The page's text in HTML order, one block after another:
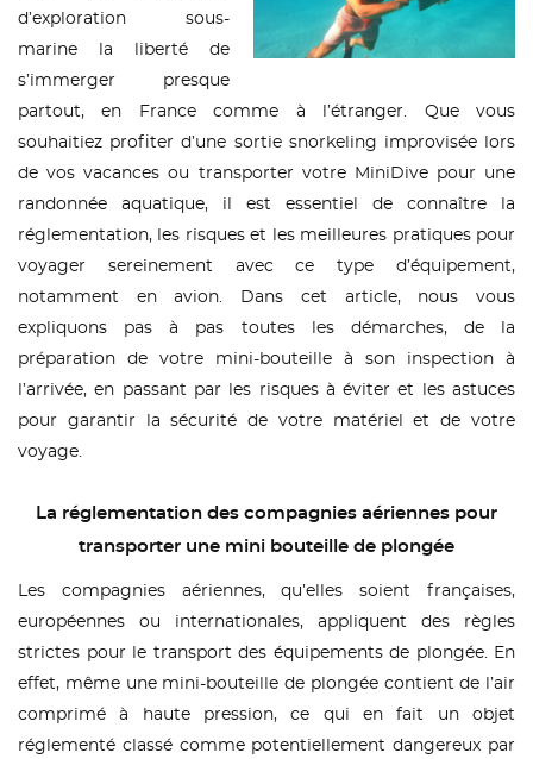
d’exploration sous-
marine la liberté de
s’immerger presque
partout, en France comme à l’étranger. Que vous
souhaitiez profiter d’une sortie snorkeling improvisée lors
de vos vacances ou transporter votre MiniDive pour une
randonnée aquatique, il est essentiel de connaître la
réglementation, les risques et les meilleures pratiques pour
voyager sereinement avec ce type d’équipement,
notamment en avion. Dans cet article, nous vous
expliquons pas à pas toutes les démarches, de la
préparation de votre mini-bouteille à son inspection à
l’arrivée, en passant par les risques à éviter et les astuces
pour garantir la sécurité de votre matériel et de votre
voyage.
La réglementation des compagnies aériennes pour
transporter une mini bouteille de plongée
Les compagnies aériennes, qu’elles soient françaises,
européennes ou internationales, appliquent des règles
strictes pour le transport des équipements de plongée. En
effet, même une mini-bouteille de plongée contient de l’air
comprimé à haute pression, ce qui en fait un objet
réglementé classé comme potentiellement dangereux par